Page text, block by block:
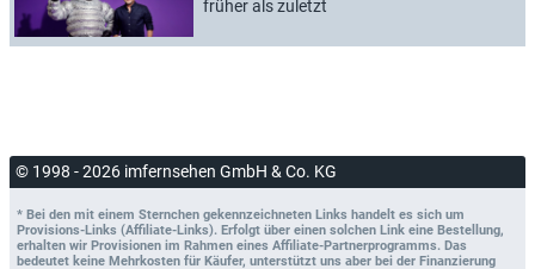
früher als zuletzt
© 1998 - 2026 imfernsehen GmbH & Co. KG
* Bei den mit einem Sternchen gekennzeichneten Links handelt es sich um
Provisions-Links (Affiliate-Links). Erfolgt über einen solchen Link eine Bestellung,
erhalten wir Provisionen im Rahmen eines Affiliate-Partnerprogramms. Das
bedeutet keine Mehrkosten für Käufer, unterstützt uns aber bei der Finanzierung